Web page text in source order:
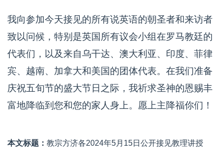
我向参加今天接见的所有说英语的朝圣者和来访者
致以问候，特别是英国所有议会小组在罗马教廷的
代表们，以及来自乌干达、澳大利亚、印度、菲律
宾、越南、加拿大和美国的团体代表。在我们准备
庆祝五旬节的盛大节日之际，我祈求圣神的恩赐丰
富地降临到您和您的家人身上。愿上主降福你们！
本文标题： 教宗方济各2024年5月15日公开接见教理讲授